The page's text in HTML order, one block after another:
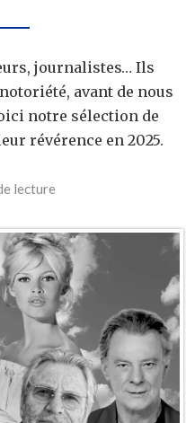
journalistes… Ils
avant de nous
notre sélection de
révérence en 2025.
lecture